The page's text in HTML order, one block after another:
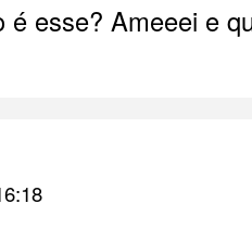
é esse? Ameeei e